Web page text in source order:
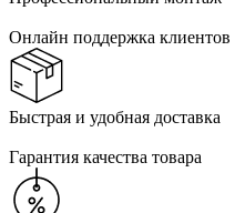
Онлайн поддержка клиентов
Быстрая и удобная доставка
Гарантия качества товара